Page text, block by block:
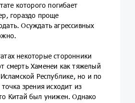
которого погибает
гораздо проще
Осуждать агрессивных
некоторые сторонники
смерть Хаменеи как тяжелый
Республике, но и по
зрения исходит из
Китай был унижен. Однако